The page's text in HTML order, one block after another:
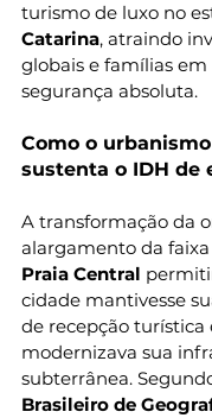
turismo de luxo no
Catarina, atraindo
globais e famílias em
segurança absoluta.
Como o
sustenta o IDH de
A transformação da
alargamento da
Praia Central
cidade mantivesse
de recepção
modernizava sua
subterrânea.
Brasileiro de